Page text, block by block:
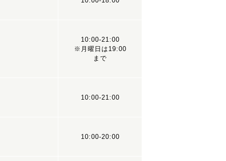
10:00-21:00
※月曜日は19:00
まで
10:00-21:00
10:00-20:00